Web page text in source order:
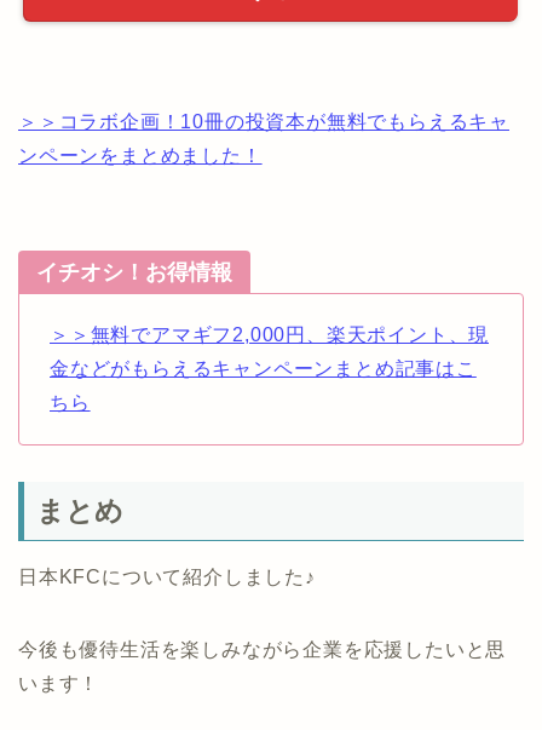
＞＞コラボ企画！10冊の投資本が無料でもらえるキャ
ンペーンをまとめました！
イチオシ！お得情報
＞＞無料でアマギフ2,000円、楽天ポイント、現
金などがもらえるキャンペーンまとめ記事はこ
ちら
まとめ
日本KFCについて紹介しました♪
今後も優待生活を楽しみながら企業を応援したいと思
います！